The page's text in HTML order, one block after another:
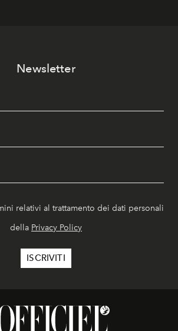
Newsletter
relativi al trattamento dei dati personali
della Privacy Policy